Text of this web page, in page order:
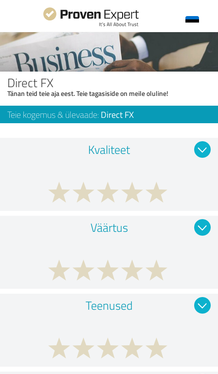
Direct FX
Tänan teid teie aja eest. Teie tagasiside on meile oluline!
Teie kogemus & ülevaade: Direct FX
Kvaliteet
Väärtus
Teenused